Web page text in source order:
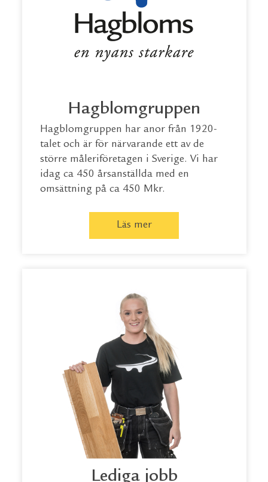
Hagblomgruppen
Hagblomgruppen har anor från 1920-
talet och är för närvarande ett av de
större måleriföretagen i Sverige. Vi har
idag ca 450 årsanställda med en
omsättning på ca 450 Mkr.
Läs mer
Lediga jobb